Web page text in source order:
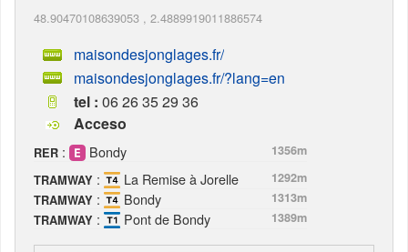
48.90470108639053 , 2.4889919011886574
maisondesjonglages.fr/
maisondesjonglages.fr/?lang=en
tel : 06 26 35 29 36
Acceso
RER : Bondy
1356m
TRAMWAY : La Remise à Jorelle
1292m
TRAMWAY : Bondy
1313m
TRAMWAY : Pont de Bondy 1389m